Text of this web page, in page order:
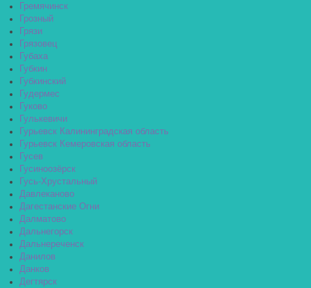
Гремячинск
Грозный
Грязи
Грязовец
Губаха
Губкин
Губкинский
Гудермес
Гуково
Гулькевичи
Гурьевск Калининградская область
Гурьевск Кемеровская область
Гусев
Гусиноозёрск
Гусь-Хрустальный
Давлеканово
Дагестанские Огни
Далматово
Дальнегорск
Дальнереченск
Данилов
Данков
Дегтярск